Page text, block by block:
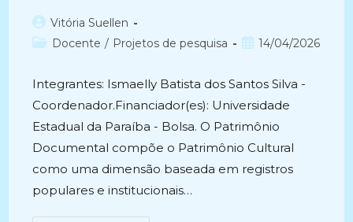
Autor
do
Vitória Suellen
Categoria
Docente / Projetos de pesquisa
Post14/04/2026
Integrantes: Ismaelly Batista dos Santos Silva -
Coordenador.Financiador(es): Universidade
Estadual da Paraíba - Bolsa. O Patrimônio
Documental compõe o Patrimônio Cultural
como uma dimensão baseada em registros
populares e institucionais…